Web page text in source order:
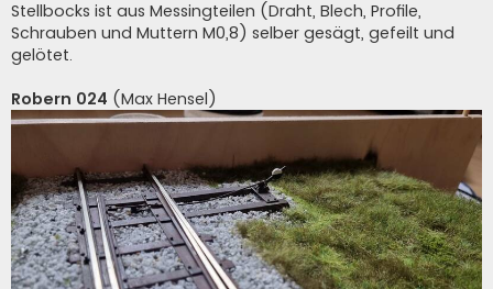
Stellbocks ist aus Messingteilen (Draht, Blech, Profile,
Schrauben und Muttern M0,8) selber gesägt, gefeilt und
gelötet.
Robern 024 (Max Hensel)